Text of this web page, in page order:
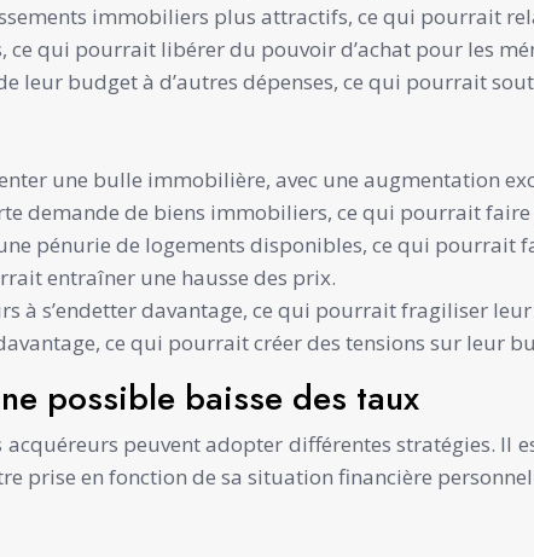
immobiliers plus attractifs, ce qui pourrait
qui pourrait libérer du pouvoir d’achat pour les
leur budget à d’autres dépenses, ce qui pourrait
une bulle immobilière, avec une augmentation
demande de biens immobiliers, ce qui pourrait
pénurie de logements disponibles, ce qui pourrait
entraîner une hausse des prix.
à s’endetter davantage, ce qui pourrait fragiliser
ce qui pourrait créer des tensions sur leur
possible baisse des taux
peuvent adopter différentes stratégies. Il
en fonction de sa situation financière